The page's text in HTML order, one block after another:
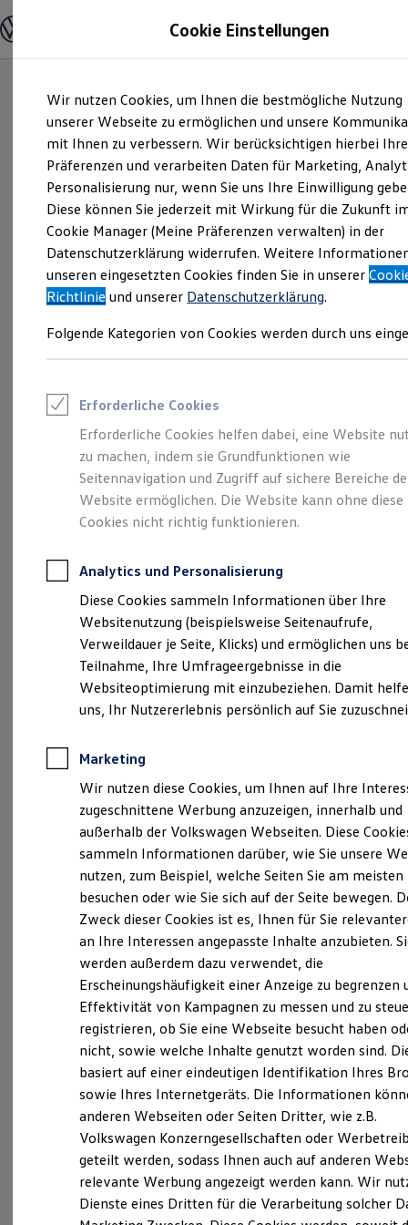
Hauptinhalt
springen
Footer
springen
Modelle und Konfigurator
Modelle vergleichen
Elektroautos
ENERGY Sondermodelle
Nutzfahrzeuge
SUV und CUV
Familienautos
Kombis
Kompaktwagen
Sportwagen
Schnell verfügbare Fahrzeuge
Angebote und Produkte
Aktuelle Angebote
E-Auto-Förderung
Volkswagen Marktplatz
Junge Gebrauchtwagen und Gebrauchtwagen
Saisonangebote
Leasing
Leasing-Angebote
Gebrauchtwagen Leasing
Junge Gebrauchtwagen-Leasing
Elektroauto Leasing
Kleinwagen-Leasing
Leasing ohne Anzahlung
Autokredit mit Schlussrate
Versicherungen und Garantien
Kfz-Versicherung
Restschuldversicherungen
Garantien
Wartungsverträge
Geschäftskunden
Professional Class bei Volkswagen
Großkunden
Behörden
Anpfiff zum Gewinn
Elektroautos
ID. Tutorials
Elektrofahrzeugkonzepte
Reichweite
Reichweite der ID. Modelle
Reichweite im Winter
Laden
Laden unterwegs
Laden Zuhause
Ladezeitensimulator
Batterie
Sicherheit
Garantie und Lebensdauer
Nachhaltigkeit
Technologie
Kosten und Kauf
Verbrauchskosten
Kaufoptionen
E-Auto-Förderung
Software und Konnektivität
Die ID. Software 6
ID. Software Versionen und Updates
Digitale Extras
Schnittstellen zu Ihrem ID.
So geht neu.
Entdecken Sie jetzt
den neuen ID.3 Neo!
(Impressum & Rechtliches)
Probefahrt vereinbaren
Fahrzeugangebot anfordern
Serviceanfrage stellen
Cookie Einstellungen
Wir nutzen Cookies, um Ihnen die bestmögliche Nutzung
unserer Webseite zu ermöglichen und unsere
mit Ihnen zu verbessern. Wir berücksichtigen hierbei Ihre
Präferenzen und verarbeiten Daten für Marketing,
Personalisierung nur, wenn Sie uns Ihre Einwilligung
Diese können Sie jederzeit mit Wirkung für die Zukunft
Cookie Manager (Meine Präferenzen verwalten) in der
Datenschutzerklärung widerrufen. Weitere
unseren eingesetzten Cookies finden Sie in unserer
Richtlinie und unserer Datenschutzerklärung.
Folgende Kategorien von Cookies werden durch uns
Erforderliche Cookies
Erforderliche Cookies helfen dabei, eine Website
zu machen, indem sie Grundfunktionen wie
Seitennavigation und Zugriff auf sichere Bereiche
Website ermöglichen. Die Website kann ohne diese
Cookies nicht richtig funktionieren.
Analytics und Personalisierung
Diese Cookies sammeln Informationen über Ihre
Websitenutzung (beispielsweise Seitenaufrufe,
Verweildauer je Seite, Klicks) und ermöglichen uns
Teilnahme, Ihre Umfrageergebnisse in die
Websiteoptimierung mit einzubeziehen. Damit
uns, Ihr Nutzererlebnis persönlich auf Sie
Marketing
Wir nutzen diese Cookies, um Ihnen auf Ihre
zugeschnittene Werbung anzuzeigen, innerhalb und
außerhalb der Volkswagen Webseiten. Diese
sammeln Informationen darüber, wie Sie unsere
nutzen, zum Beispiel, welche Seiten Sie am meisten
besuchen oder wie Sie sich auf der Seite bewegen.
Zweck dieser Cookies ist es, Ihnen für Sie
an Ihre Interessen angepasste Inhalte anzubieten.
werden außerdem dazu verwendet, die
Erscheinungshäufigkeit einer Anzeige zu begrenzen
Effektivität von Kampagnen zu messen und zu
registrieren, ob Sie eine Webseite besucht haben
nicht, sowie welche Inhalte genutzt worden sind.
basiert auf einer eindeutigen Identifikation Ihres
sowie Ihres Internetgeräts. Die Informationen
anderen Webseiten oder Seiten Dritter, wie z.B.
Volkswagen Konzerngesellschaften oder
geteilt werden, sodass Ihnen auch auf anderen
relevante Werbung angezeigt werden kann. Wir
Dienste eines Dritten für die Verarbeitung solcher